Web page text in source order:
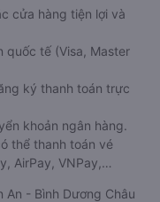
cửa hàng tiện lợi và
quốc tế (Visa, Master
ký thanh toán trực
khoản ngân hàng.
thể thanh toán vé
AirPay, VNPay,…
An - Bình Dương Châu